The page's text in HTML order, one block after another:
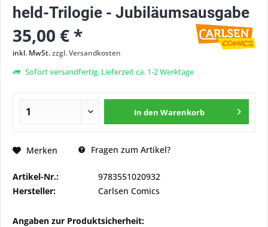
held-Trilogie - Jubiläumsausgabe
35,00 € *
inkl. MwSt.zzgl. Versandkosten
Sofort versandfertig, Lieferzeit ca. 1-2 Werktage
In den Warenkorb
Merken Fragen zum Artikel?
Artikel-Nr.:
9783551020932
Hersteller:
Carlsen Comics
Angaben zur Produktsicherheit: